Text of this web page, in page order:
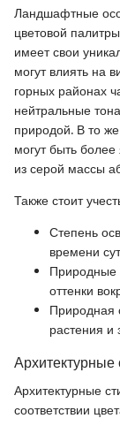
Ландшафтные
цветовой
имеет свои
могут влиять на
горных районах
нейтральные
природой. В то
могут быть
из серой массы
Также стоит
Степень
времени
Природные
оттенки
Природная
растения и
Архитектурные
Архитектурные
соответствии